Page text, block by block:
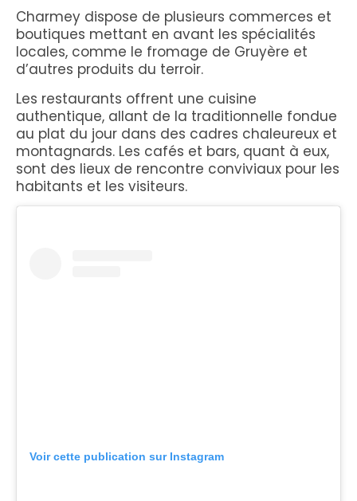
Charmey dispose de plusieurs commerces et
boutiques mettant en avant les spécialités
locales, comme le fromage de Gruyère et
d’autres produits du terroir.
Les restaurants offrent une cuisine
authentique, allant de la traditionnelle fondue
au plat du jour dans des cadres chaleureux et
montagnards. Les cafés et bars, quant à eux,
sont des lieux de rencontre conviviaux pour les
habitants et les visiteurs.
Voir cette publication sur Instagram